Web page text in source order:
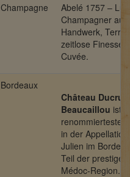
Champagne
Abelé 1757 –
Champagner
Handwerk,
zeitlose Finesse
Cuvée.
Bordeaux
Château Ducru-
Beaucaillou ist
renommiertesten
in der
Julien im
Teil der
Médoc-Region.